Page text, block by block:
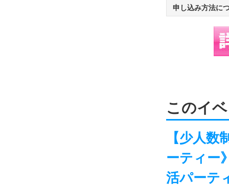
申し込み方法に
このイ
【少人
ーティー
活パーテ